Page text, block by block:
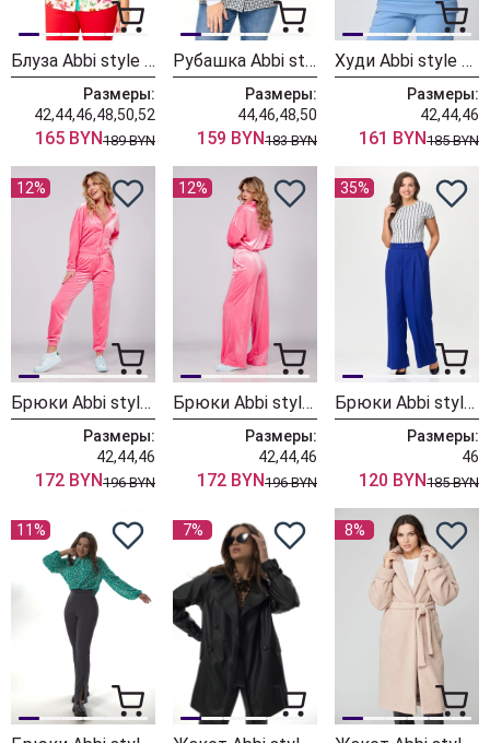
Блуза Abbi style 4041 белый
Размеры:
42,44,46,48,50,52
165 BYN189 BYN
Рубашка Abbi style 4024 гусиная лапка
Размеры:
44,46,48,50
159 BYN183 BYN
Худи Abbi style 4026 голубой
Размеры:
42,44,46
161 BYN185 BYN
12%
Брюки Abbi style 2011 розовый
Размеры:
42,44,46
172 BYN196 BYN
12%
Брюки Abbi style 2010 розовый
Размеры:
42,44,46
172 BYN196 BYN
35%
Брюки Abbi style 2001 ультрамарин
Размеры:
46
120 BYN185 BYN
11% 7% 8%